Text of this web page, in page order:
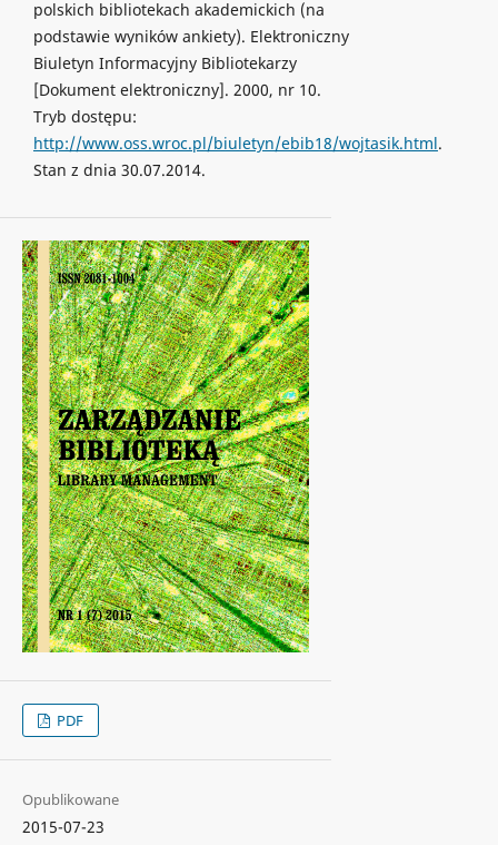
polskich bibliotekach akademickich (na
podstawie wyników ankiety). Elektroniczny
Biuletyn Informacyjny Bibliotekarzy
[Dokument elektroniczny]. 2000, nr 10.
Tryb dostępu:
http://www.oss.wroc.pl/biuletyn/ebib18/wojtasik.html.
Stan z dnia 30.07.2014.
PDF
Opublikowane
2015-07-23